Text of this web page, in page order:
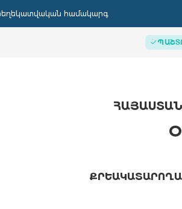
համակարգ